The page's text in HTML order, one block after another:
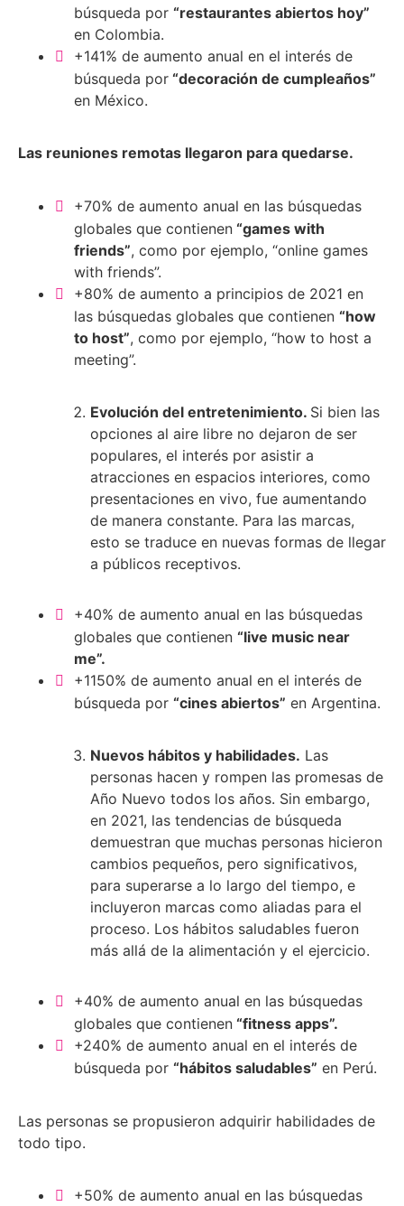
búsqueda por “restaurantes abiertos hoy”
en Colombia.
+141% de aumento anual en el interés de
búsqueda por“decoración de cumpleaños”
en México.
Las reuniones remotas llegaron para quedarse.
+70% de aumento anual en las búsquedas
globales que contienen“games with
friends”, como por ejemplo, “online games
with friends”.
+80% de aumento a principios de 2021 en
las búsquedas globales que contienen “how
to host”, como por ejemplo, “how to host a
meeting”.
Evolución del entretenimiento. Si bien las
opciones al aire libre no dejaron de ser
populares, el interés por asistir a
atracciones en espacios interiores, como
presentaciones en vivo, fue aumentando
de manera constante. Para las marcas,
esto se traduce en nuevas formas de llegar
a públicos receptivos.
+40% de aumento anual en las búsquedas
globales que contienen “live music near
me”.
+1150% de aumento anual en el interés de
búsqueda por “cines abiertos” en Argentina.
Nuevos hábitos y habilidades. Las
personas hacen y rompen las promesas de
Año Nuevo todos los años. Sin embargo,
en 2021, las tendencias de búsqueda
demuestran que muchas personas hicieron
cambios pequeños, pero significativos,
para superarse a lo largo del tiempo, e
incluyeron marcas como aliadas para el
proceso. Los hábitos saludables fueron
más allá de la alimentación y el ejercicio.
+40% de aumento anual en las búsquedas
globales que contienen“fitness apps”.
+240% de aumento anual en el interés de
búsqueda por “hábitos saludables” en Perú.
Las personas se propusieron adquirir habilidades de
todo tipo.
+50% de aumento anual en las búsquedas